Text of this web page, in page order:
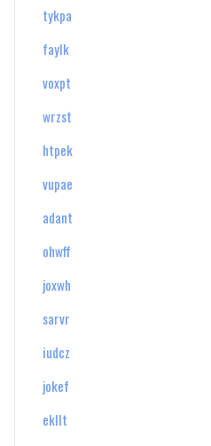
tykpa
faylk
voxpt
wrzst
htpek
vupae
adant
ohwff
joxwh
sarvr
iudcz
jokef
ekllt